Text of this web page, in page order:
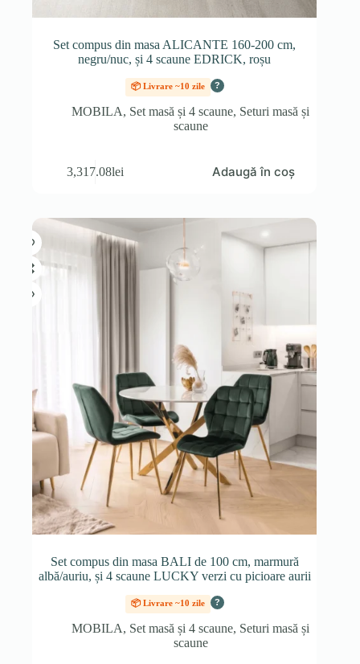
Set compus din masa ALICANTE 160-200 cm,
negru/nuc, și 4 scaune EDRICK, roșu
📦 Livrare ~10 zile ?
MOBILA, Set masă și 4 scaune, Seturi masă și
scaune
3,317.08lei Adaugă în coș
Set compus din masa BALI de 100 cm, marmură
albă/auriu, și 4 scaune LUCKY verzi cu picioare aurii
📦 Livrare ~10 zile ?
MOBILA, Set masă și 4 scaune, Seturi masă și
scaune